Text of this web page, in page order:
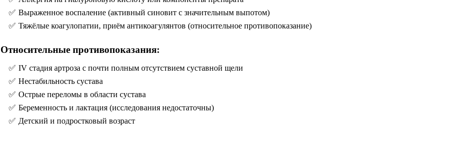
Выраженное воспаление (активный синовит с значительным выпотом)
Тяжёлые коагулопатии, приём антикоагулянтов (относительное противопоказание)
Относительные противопоказания:
IV стадия артроза с почти полным отсутствием суставной щели
Нестабильность сустава
Острые переломы в области сустава
Беременность и лактация (исследования недостаточны)
Детский и подростковый возраст